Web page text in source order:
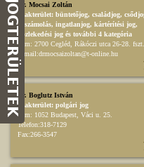
Dr. Mocsai Zoltán
Szakterület: büntetőjog, családjog,
felszámolás, ingatlanjog, kártérítési jog,
közlekedési jog és további 4 kategória
Cím: 2700 Cegléd, Rákóczi utca 26-28.
E-mail:drmocsaizoltan@t-online.hu
Dr. Boglutz István
Szakterület: polgári jog
Cím: 1052 Budapest, Váci u. 25.
Telefon:318-7129
Fax:266-3547